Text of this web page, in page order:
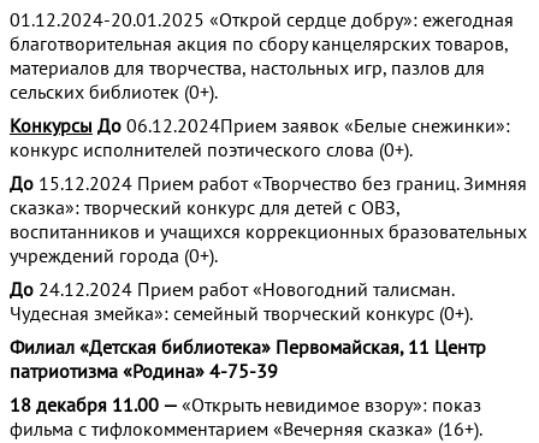
01.12.2024-20.01.2025 «Открой сердце добру»: ежегодная
благотворительная акция по сбору канцелярских товаров,
материалов для творчества, настольных игр, пазлов для
сельских библиотек (0+).
Конкурсы До 06.12.2024Прием заявок «Белые снежинки»:
конкурс исполнителей поэтического слова (0+).
До 15.12.2024 Прием работ «Творчество без границ. Зимняя
сказка»: творческий конкурс для детей с ОВЗ,
воспитанников и учащихся коррекционных бразовательных
учреждений города (0+).
До 24.12.2024 Прием работ «Новогодний талисман.
Чудесная змейка»: семейный творческий конкурс (0+).
Филиал «Детская библиотека» Первомайская, 11 Центр
патриотизма «Родина» 4-75-39
18 декабря 11.00 — «Открыть невидимое взору»: показ
фильма с тифлокомментарием «Вечерняя сказка» (16+).